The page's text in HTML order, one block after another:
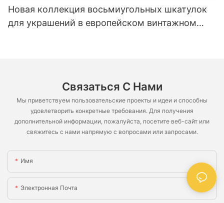
Новая коллекция восьмиугольных шкатулок
для украшений в европейском винтажном
Связаться С Нами
Мы приветствуем пользовательские проекты и идеи и способны
удовлетворить конкретные требования. Для получения
дополнительной информации, пожалуйста, посетите веб-сайт или
свяжитесь с нами напрямую с вопросами или запросами.
Имя
Электронная Почта